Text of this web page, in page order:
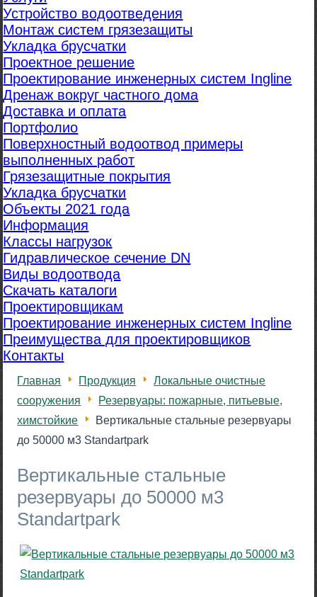
Устройство водоотведения
Монтаж систем грязезащиты
Укладка брусчатки
Проектное решение
Проектирование инженерных систем Ingline
Дренаж вокруг частного дома
Доставка и оплата
Портфолио
Поверхностный водоотвод примеры
выполненных работ
Грязезащитные покрытия
Укладка брусчатки
Объекты 2021 года
Информация
Классы нагрузок
Гидравлическое сечение DN
Виды водоотвода
Скачать каталоги
Проектировщикам
Проектирование инженерных систем Ingline
Преимущества для проектировщиков
Контакты
Главная Продукция
Локальные очистные
сооружения
Резервуары: пожарные, питьевые,
химстойкие
Вертикальные стальные резервуары
до 50000 м3 Standartpark
Вертикальные стальные
резервуары до 50000 м3
Standartpark